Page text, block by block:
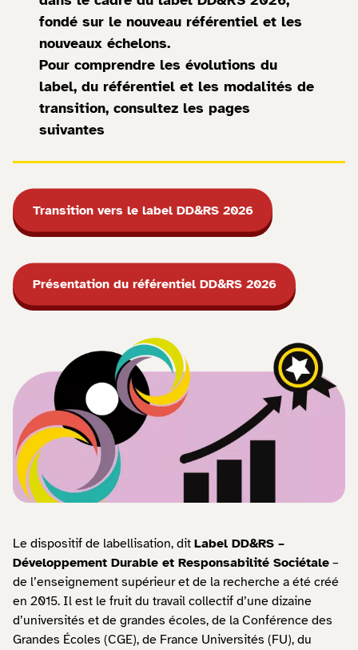
fondé sur le nouveau référentiel et les
nouveaux échelons.
Pour comprendre les évolutions du
label, du référentiel et les modalités de
transition, consultez les pages
suivantes
Transition vers le label DD&RS 2026
Présentation du référentiel DD&RS 2026
Le dispositif de labellisation, dit Label DD&RS –
Développement Durable et Responsabilité Sociétale –
de l’enseignement supérieur et de la recherche a été créé
en 2015. Il est le fruit du travail collectif d’une dizaine
d’universités et de grandes écoles, de la Conférence des
Grandes Écoles (CGE), de France Universités (FU), du